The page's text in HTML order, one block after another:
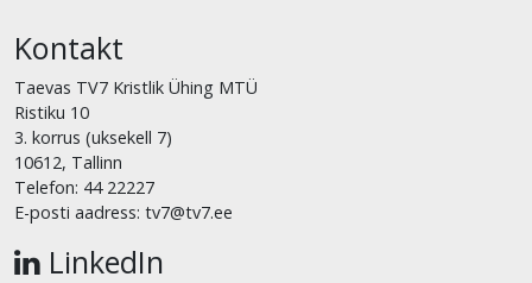
Kontakt
Taevas TV7 Kristlik Ühing MTÜ
Ristiku 10
3. korrus (uksekell 7)
10612, Tallinn
Telefon: 44 22227
E-posti aadress: tv7@tv7.ee
LinkedIn